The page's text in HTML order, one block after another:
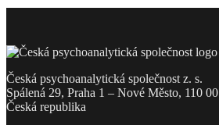
Česká psychoanalytická společnost z. s.
Spálená 29, Praha 1 – Nové Město, 110 00
Česká republika